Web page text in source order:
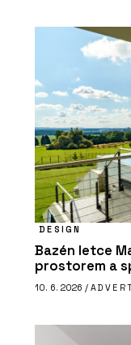
DESIGN
Bazén letce
prostorem a
10. 6. 2026 /